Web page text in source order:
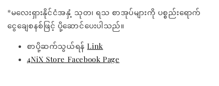
*မလေးရှားနိုင်ငံအနှံ့ သုတ၊ ရသ စာအုပ်များကို ပစ္စည်းရောက်
ငွေချေစနစ်ဖြင့် ပို့ဆောင်ပေးပါသည်။
စာပို့ဆက်သွယ်ရန်Link
4NiX Store Facebook Page